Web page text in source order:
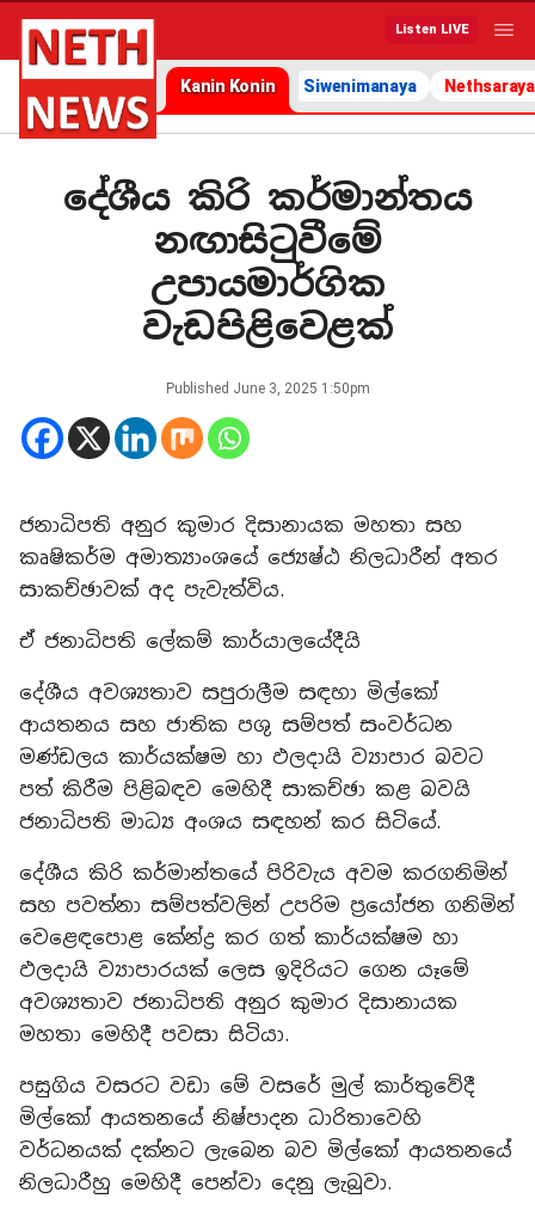
Listen LIVE
Kanin Konin Siwenimanaya Nethsaraya
දේශීය කිරි කර්මාන්තය
නඟාසිටුවීමේ
උපායමාර්ගික
වැඩපිළිවෙළක්
Published June 3, 2025 1:50pm
ජනාධිපති අනුර කුමාර දිසානායක මහතා සහ
කෘෂිකර්ම අමාත්‍යාංශයේ ජ්‍යෙෂ්ඨ නිලධාරීන් අතර
සාකච්ඡාවක් අද පැවැත්විය.
ඒ ජනාධිපති ලේකම් කාර්යාලයේදීයි
දේශීය අවශ්‍යතාව සපුරාලීම සඳහා මිල්කෝ
ආයතනය සහ ජාතික පශු සම්පත් සංවර්ධන
මණ්ඩලය කාර්යක්ෂම හා ඵලදායි ව්‍යාපාර බවට
පත් කිරීම පිළිබඳව මෙහිදී සාකච්ඡා කළ බවයි
ජනාධිපති මාධ්‍ය අංශය සඳහන් කර සිටියේ.
දේශීය කිරි කර්මාන්තයේ පිරිවැය අවම කරගනිමින්
සහ පවත්නා සම්පත්වලින් උපරිම ප්‍රයෝජන ගනිමින්
වෙළෙඳපොළ කේන්ද්‍ර කර ගත් කාර්යක්ෂම හා
ඵලදායි ව්‍යාපාරයක් ලෙස ඉදිරියට ගෙන යෑමේ
අවශ්‍යතාව ජනාධිපති අනුර කුමාර දිසානායක
මහතා මෙහිදී පවසා සිටියා.
පසුගිය වසරට වඩා මේ වසරේ මුල් කාර්තුවේදී
මිල්කෝ ආයතනයේ නිෂ්පාදන ධාරිතාවෙහි
වර්ධනයක් දක්නට ලැබෙන බව මිල්කෝ ආයතනයේ
නිලධාරීහු මෙහිදී පෙන්වා දෙනු ලැබුවා.